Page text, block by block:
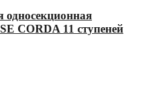
односекционная
CORDA 11 ступеней